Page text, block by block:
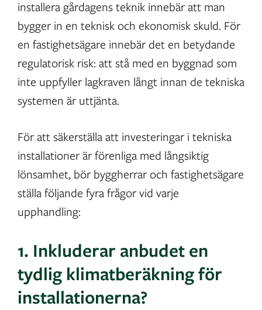
installera gårdagens teknik innebär att man
bygger in en teknisk och ekonomisk skuld. För
en fastighetsägare innebär det en betydande
regulatorisk risk: att stå med en byggnad som
inte uppfyller lagkraven långt innan de tekniska
systemen är uttjänta.
För att säkerställa att investeringar i tekniska
installationer är förenliga med långsiktig
lönsamhet, bör byggherrar och fastighetsägare
ställa följande fyra frågor vid varje
upphandling:
1. Inkluderar anbudet en
tydlig klimatberäkning för
installationerna?